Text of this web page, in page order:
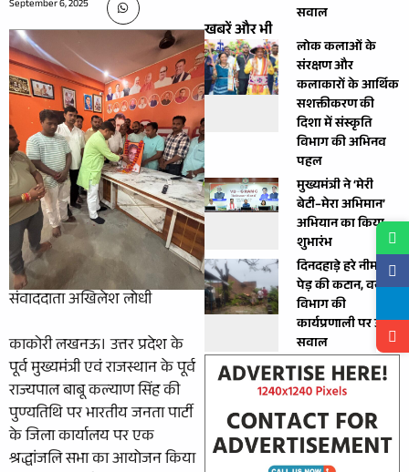
September 6, 2025
संवाददाता अखिलेश लोधी
काकोरी लखनऊ। उत्तर प्रदेश के
पूर्व मुख्यमंत्री एवं राजस्थान के पूर्व
राज्यपाल बाबू कल्याण सिंह की
पुण्यतिथि पर भारतीय जनता पार्टी
के जिला कार्यालय पर एक
श्रद्धांजलि सभा का आयोजन किया
सवाल
खबरें और भी
लोक कलाओं के
संरक्षण और
कलाकारों के आर्थिक
सशक्तीकरण की
दिशा में संस्कृति
विभाग की अभिनव
पहल
मुख्यमंत्री ने ‘मेरी
बेटी–मेरा अभिमान’
अभियान का किया
शुभारंभ
दिनदहाड़े हरे नीम के
पेड़ की कटान, वन
विभाग की
कार्यप्रणाली पर उठे
सवाल